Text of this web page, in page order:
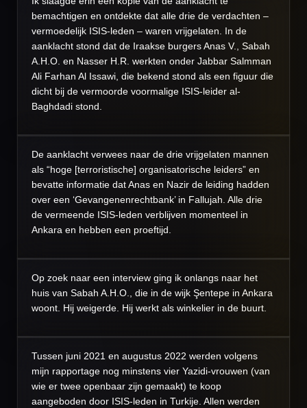
bemachtigen en ontdekte dat alle drie de verdachten –
vermoedelijk ISIS-leden – waren vrijgelaten. In de
aanklacht stond dat de Iraakse burgers Anas V., Sabah
A.H.O. en Nasser H.R. werkten onder Jabbar Salmman
Ali Farhan Al Issawi, die bekend stond als een figuur die
dicht bij de vermoorde voormalige ISIS-leider al-
Baghdadi stond.
De aanklacht verwees naar de drie vrijgelaten mannen
als “hoge [terroristische] organisatorische leiders” en
bevatte informatie dat Anas en Nazir de leiding hadden
over een ‘Gevangenenrechtbank’ in Fallujah. Alle drie
de vermeende ISIS-leden verblijven momenteel in
Ankara en hebben een proeftijd.
Op zoek naar een interview ging ik onlangs naar het
huis van Sabah A.H.O., die in de wijk Şentepe in Ankara
woont. Hij weigerde. Hij werkt als winkelier in de buurt.
Tussen juni 2021 en augustus 2022 werden volgens
mijn rapportage nog minstens vier Yazidi-vrouwen (van
wie er twee openbaar zijn gemaakt) te koop
aangeboden door ISIS-leden in Turkije. Allen werden